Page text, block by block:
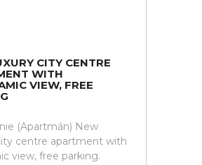
CITY CENTRE
WITH
VIEW, FREE
(Apartmán) New
centre apartment with
view, free parking.